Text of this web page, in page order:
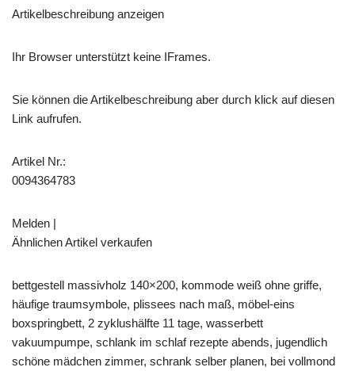
Artikelbeschreibung anzeigen
Ihr Browser unterstützt keine IFrames.
Sie können die Artikelbeschreibung aber durch klick auf diesen
Link aufrufen.
Artikel Nr.:
0094364783
Melden |
Ähnlichen Artikel verkaufen
bettgestell massivholz 140×200, kommode weiß ohne griffe,
häufige traumsymbole, plissees nach maß, möbel-eins
boxspringbett, 2 zyklushälfte 11 tage, wasserbett
vakuumpumpe, schlank im schlaf rezepte abends, jugendlich
schöne mädchen zimmer, schrank selber planen, bei vollmond